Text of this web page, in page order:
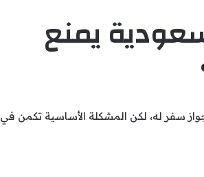
يمنع
سفر له، لكن المشكلة الأساسية تكمن في